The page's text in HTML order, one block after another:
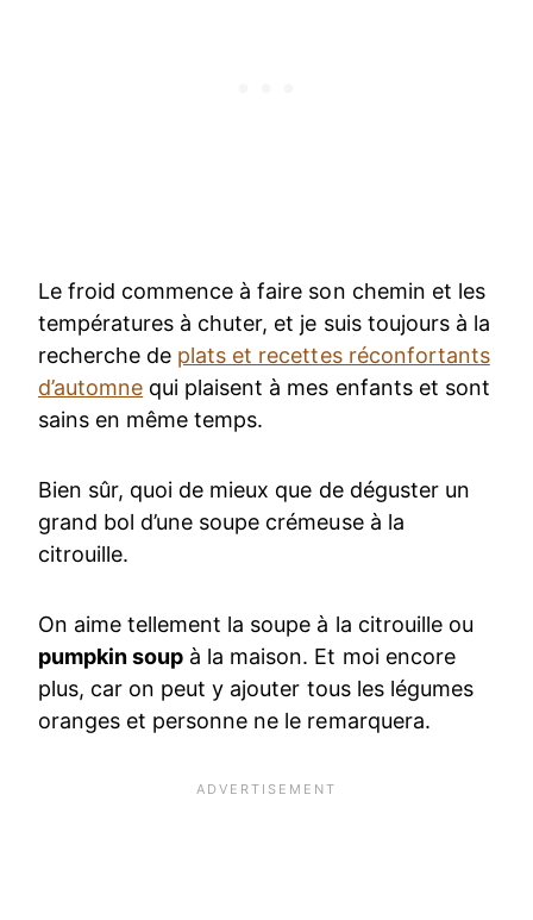
Le froid commence à faire son chemin et les
températures à chuter, et je suis toujours à la
recherche de plats et recettes réconfortants
d’automne qui plaisent à mes enfants et sont
sains en même temps.
Bien sûr, quoi de mieux que de déguster un
grand bol d’une soupe crémeuse à la
citrouille.
On aime tellement la soupe à la citrouille ou
pumpkin soup à la maison. Et moi encore
plus, car on peut y ajouter tous les légumes
oranges et personne ne le remarquera.